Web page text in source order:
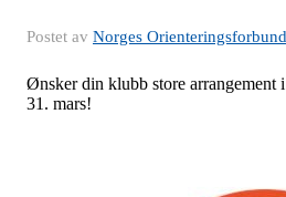
Postet av Norges Orienteringsforbund
Ønsker din klubb store arrangement
31. mars!